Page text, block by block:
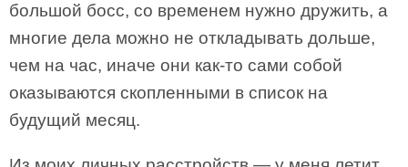
большой босс, со временем нужно дружить, а
многие дела можно не откладывать дольше,
чем на час, иначе они как-то сами собой
оказываются скопленными в список на
будущий месяц.